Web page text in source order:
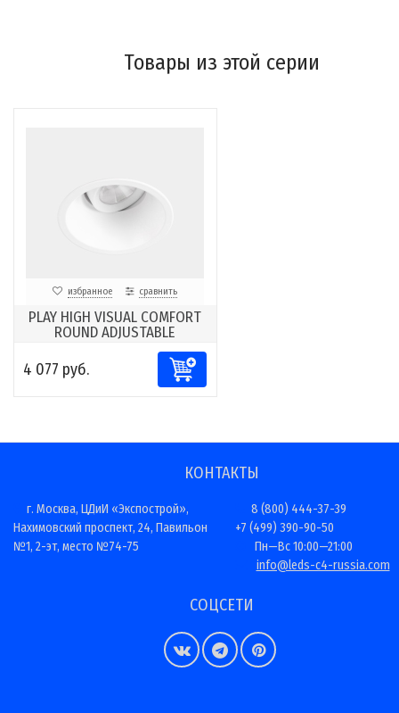
Товары из этой серии
избранное сравнить
PLAY HIGH VISUAL COMFORT
ROUND ADJUSTABLE
4 077 руб.
КОНТАКТЫ
г. Москва, ЦДиИ «Экспострой»,
Нахимовский проспект, 24, Павильон
№1, 2-эт, место №74-75
8 (800) 444-37-39
+7 (499) 390-90-50
Пн—Вс 10:00—21:00
info@leds-c4-russia.com
СОЦСЕТИ